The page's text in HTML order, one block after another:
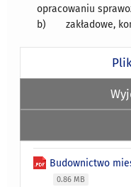
opracowaniu
b) zakładowe,
Budownictwo
0.86 MB